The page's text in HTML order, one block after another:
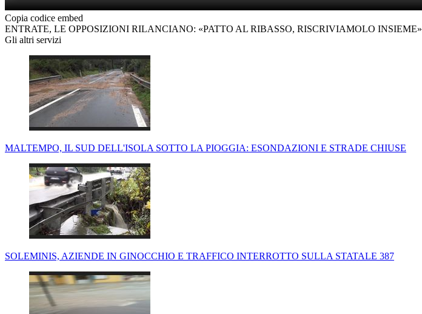
Copia codice embed
ENTRATE, LE OPPOSIZIONI RILANCIANO: «PATTO AL RIBASSO, RISCRIVIAMOLO INSIEME»
Gli altri servizi
MALTEMPO, IL SUD DELL'ISOLA SOTTO LA PIOGGIA: ESONDAZIONI E STRADE CHIUSE
SOLEMINIS, AZIENDE IN GINOCCHIO E TRAFFICO INTERROTTO SULLA STATALE 387